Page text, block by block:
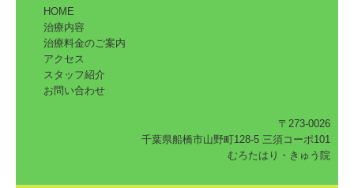
HOME
治療内容
治療料金のご案内
アクセス
スタッフ紹介
お問い合わせ
〒273-0026
千葉県船橋市山野町128-5 三須コーポ101
むろたはり・きゅう院